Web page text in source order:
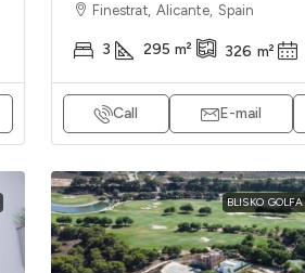
Finestrat, Alicante, Spain
3 295 m² 326 m²
Call E-mail
BLISKO GOLFA